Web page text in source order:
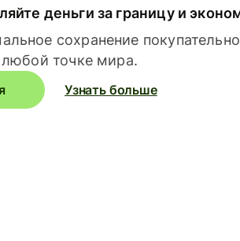
деньги за границу и
сохранение
любой точке мира.
Узнать больше